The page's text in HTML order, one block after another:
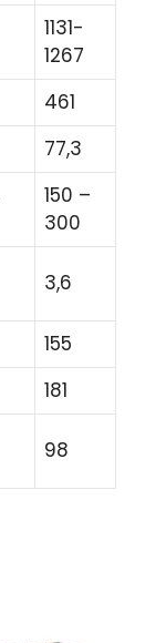
1131-
1267
461
77,3
150 –
300
3,6
155
181
98